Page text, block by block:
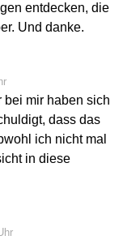
entdecken, die
Und danke.
bei mir haben sich
dass das
ich nicht mal
in diese